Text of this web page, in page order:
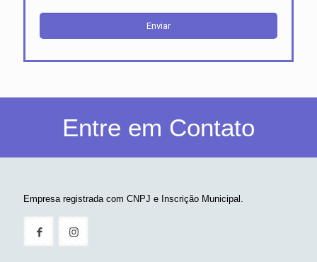
Entre em Contato
Empresa registrada com CNPJ e Inscrição Municipal.